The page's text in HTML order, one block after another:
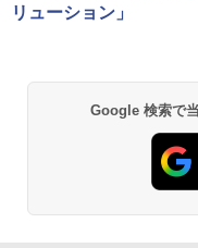
リューション」
Google 検索で